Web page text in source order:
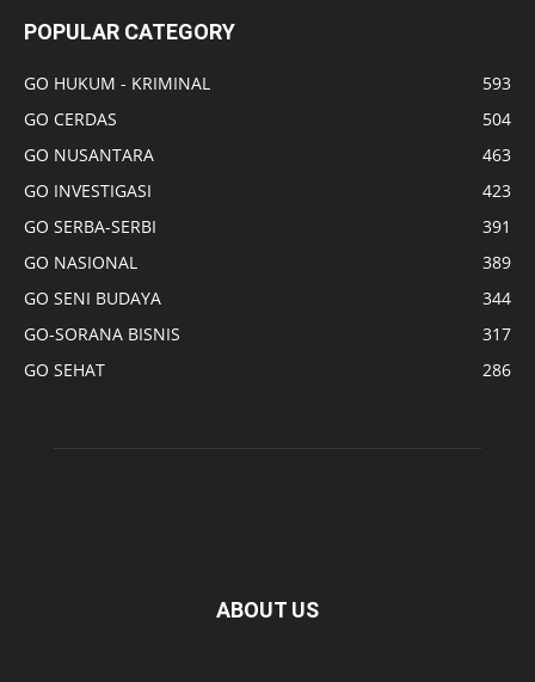
POPULAR CATEGORY
GO HUKUM - KRIMINAL
593
GO CERDAS
504
GO NUSANTARA
463
GO INVESTIGASI
423
GO SERBA-SERBI
391
GO NASIONAL
389
GO SENI BUDAYA
344
GO-SORANA BISNIS
317
GO SEHAT
286
ABOUT US